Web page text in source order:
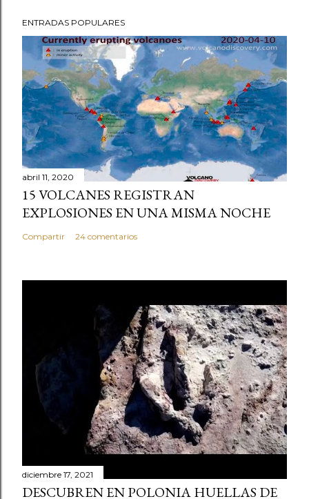
ENTRADAS POPULARES
abril 11, 2020
15 VOLCANES REGISTRAN
EXPLOSIONES EN UNA MISMA NOCHE
Compartir 24 comentarios
diciembre 17, 2021
DESCUBREN EN POLONIA HUELLAS DE